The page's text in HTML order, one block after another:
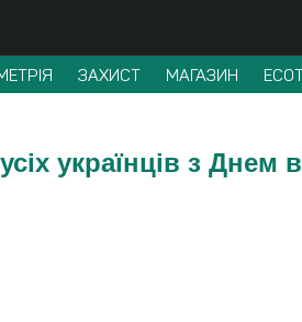
ЗАХИСТ МАГАЗИН
українців з Днем